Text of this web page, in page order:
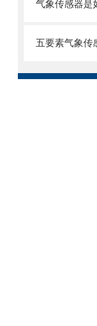
气象传感器是
五要素气象传